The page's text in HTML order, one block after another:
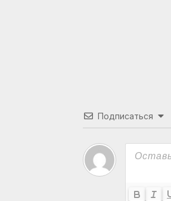
Подписаться